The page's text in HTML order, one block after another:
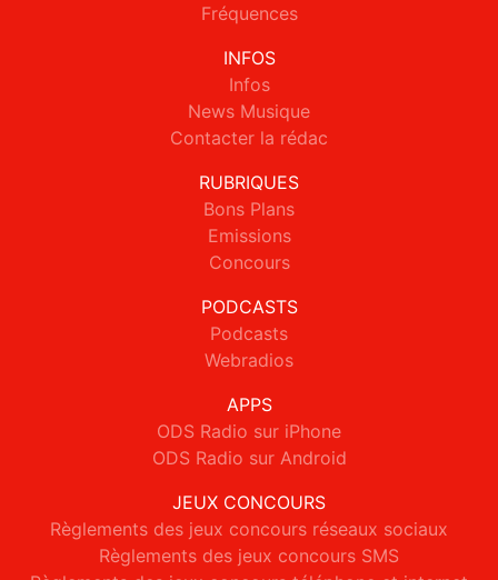
Fréquences
INFOS
Infos
News Musique
Contacter la rédac
RUBRIQUES
Bons Plans
Emissions
Concours
PODCASTS
Podcasts
Webradios
APPS
ODS Radio sur iPhone
ODS Radio sur Android
JEUX CONCOURS
Règlements des jeux concours réseaux sociaux
Règlements des jeux concours SMS